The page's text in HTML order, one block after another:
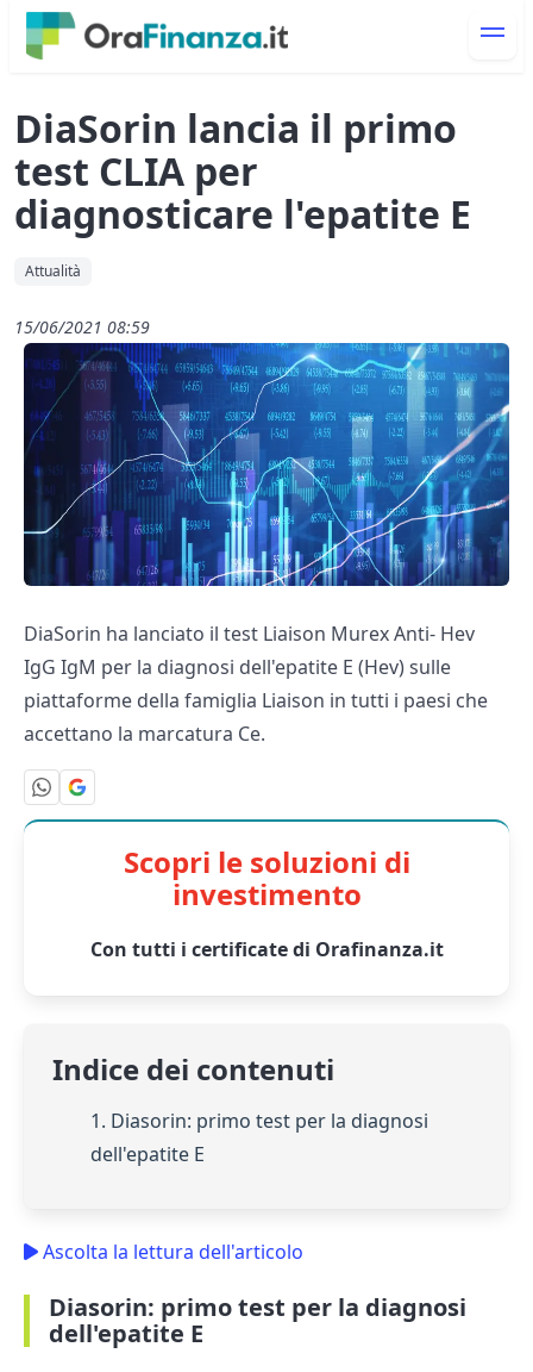
DiaSorin lancia il primo
test CLIA per
diagnosticare l'epatite E
Attualità
15/06/2021 08:59
DiaSorin ha lanciato il test Liaison Murex Anti- Hev
IgG IgM per la diagnosi dell'epatite E (Hev) sulle
piattaforme della famiglia Liaison in tutti i paesi che
accettano la marcatura Ce.
Scopri le soluzioni di
investimento
Con tutti i certificate di Orafinanza.it
Indice dei contenuti
1. Diasorin: primo test per la diagnosi
dell'epatite E
Ascolta la lettura dell'articolo
Diasorin: primo test per la diagnosi
dell'epatite E